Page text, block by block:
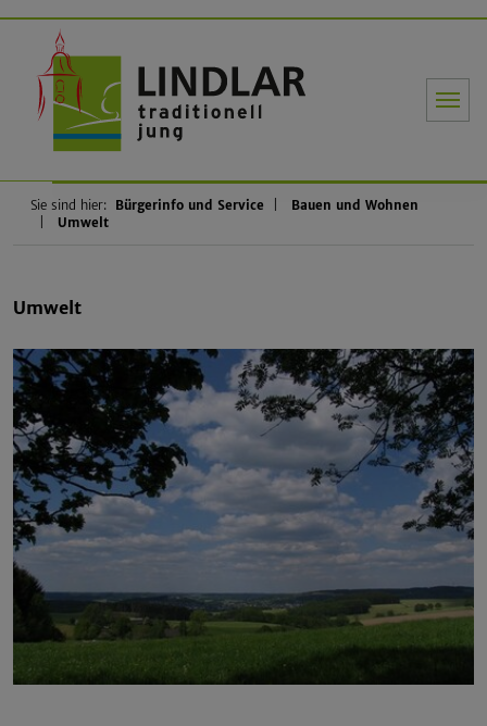
Sie sind hier: Bürgerinfo und Service
Bauen und Wohnen
Umwelt
Umwelt